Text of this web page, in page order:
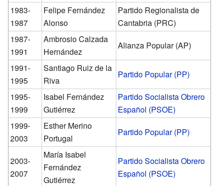
1983-
1987
Felipe Fernández
Alonso
Partido Regionalista de
Cantabria (PRC)
1987-
1991
Ambrosio Calzada
Hernández
Alianza Popular (AP)
1991-
1995
Santiago Ruiz de la
Riva
Partido Popular (PP)
1995-
1999
Isabel Fernández
Gutiérrez
Partido Socialista Obrero
Español (PSOE)
1999-
2003
Esther Merino
Portugal
Partido Popular (PP)
2003-
2007
María Isabel
Fernández
Gutiérrez
Partido Socialista Obrero
Español (PSOE)